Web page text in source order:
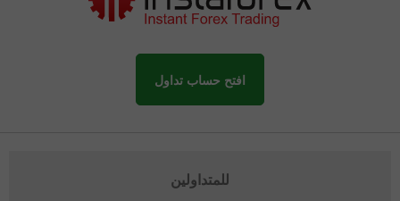
افتح حساب تداول
للمتداولين